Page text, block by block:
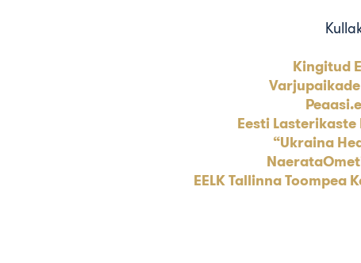
Kingitud
Varjupaikade
Eesti Lasterikaste
“Ukraina
EELK Tallinna Toompea